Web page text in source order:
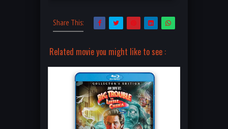
Share This:
Related movie you might like to see :